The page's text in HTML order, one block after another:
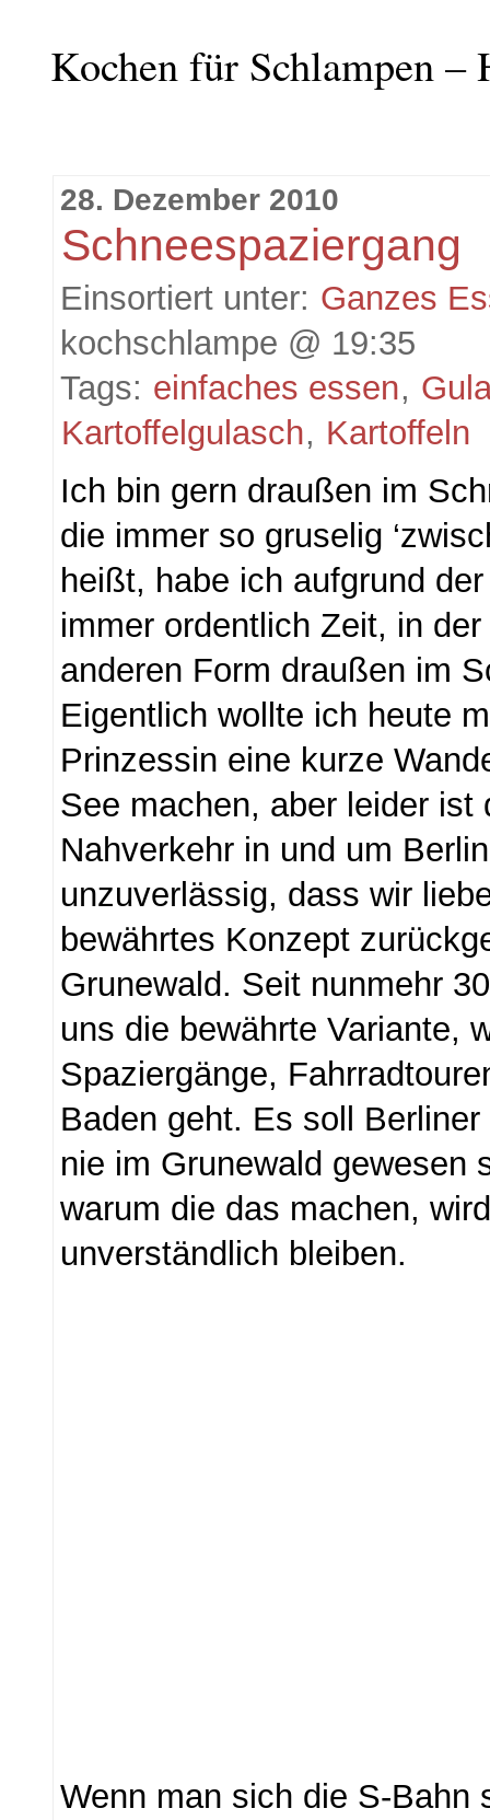
Kochen für Schlampen
28. Dezember 2010
Schneespaziergang
Einsortiert unter: Ganzes
kochschlampe @ 19:35
Tags: einfaches essen,
Kartoffelgulasch, Kartoffeln
Ich bin gern draußen im
die immer so gruselig
heißt, habe ich aufgrund
immer ordentlich Zeit, in
anderen Form draußen im
Eigentlich wollte ich heute
Prinzessin eine kurze
See machen, aber leider ist
Nahverkehr in und um
unzuverlässig, dass wir
bewährtes Konzept
Grunewald. Seit nunmehr
uns die bewährte Variante,
Spaziergänge,
Baden geht. Es soll
nie im Grunewald gewesen
warum die das machen,
unverständlich bleiben.
Wenn man sich die S-Bahn